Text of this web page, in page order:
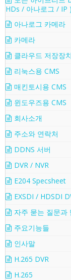
HDs / 아나로그 / IP )
아나로그 카메라
카메라
클라우드 저장장치
리눅스용 CMS
매킨토시용 CMS
윈도우즈용 CMS
회사소개
주소와 연락처
DDNS 서버
DVR / NVR
E204 Specsheet
EXSDI / HDSDI
자주 묻는 질문과
주요기능들
인사말
H.265 DVR
H.265